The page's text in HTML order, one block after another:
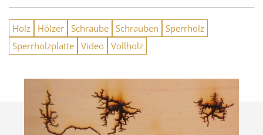
Holz Hölzer Schraube Schrauben
Sperrholz
Sperrholzplatte Video Vollholz